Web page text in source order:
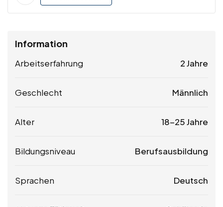
Information
Arbeitserfahrung 2 Jahre
Geschlecht Männlich
Alter 18-25 Jahre
Bildungsniveau Berufsausbildung
Sprachen Deutsch